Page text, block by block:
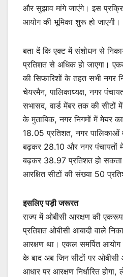
और सुझाव मांगे जाएंगे। इस
आयोग की भूमिका शुरू हो जाएगी।
बता दें कि एक्ट में संशोधन से
प्रतिशत से अधिक हो जाएगा।
की सिफारिशों के तहत सभी नगर
चेयरमैन, पालिकाध्यक्ष, नगर
सभासद, वार्ड मेंबर तक की सीटों
के मुताबिक, नगर निगमों में मेयर
18.05 प्रतिशत, नगर पालिकाओं
बढ़कर 28.10 और नगर पंचायतों
बढ़कर 38.97 प्रतिशत हो
आरक्षित सीटों की संख्या 50
इसलिए पड़ी जरूरत
राज्य में ओबीसी आरक्षण की
प्रतिशत ओबीसी आबादी वाले
आरक्षण था। एकल समर्पित आयोग
के बाद अब जिन सीटों पर ओबीसी
आधार पर आरक्षण निर्धारित